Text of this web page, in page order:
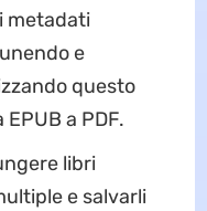
metadati
e
questo
a PDF.
libri
e salvarli